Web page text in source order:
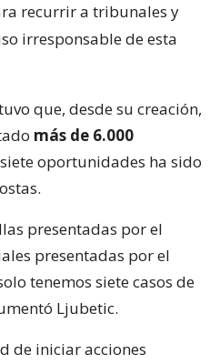
recurrir a tribunales y
irresponsable de esta
que, desde su creación,
más de 6.000
oportunidades ha sido
presentadas por el
presentadas por el
tenemos siete casos de
Ljubetic.
de iniciar acciones